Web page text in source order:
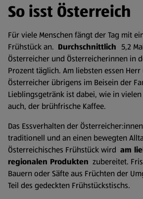
So isst Österreich
Für viele Menschen fängt der Tag mit
Frühstück an. Durchschnittlich 5,2
Österreicher und Österreicherinnen in
Prozent täglich. Am liebsten essen
Österreicher übrigens im Beisein der
Lieblingsgetränk ist dabei, wie in
auch, der brühfrische Kaffee.
Das Essverhalten der
traditionell und an einen bewegten
Österreichisches Frühstück wird am
regionalen Produkten zubereitet.
Bauern oder Säfte aus Früchten der
Teil des gedeckten Frühstückstischs.